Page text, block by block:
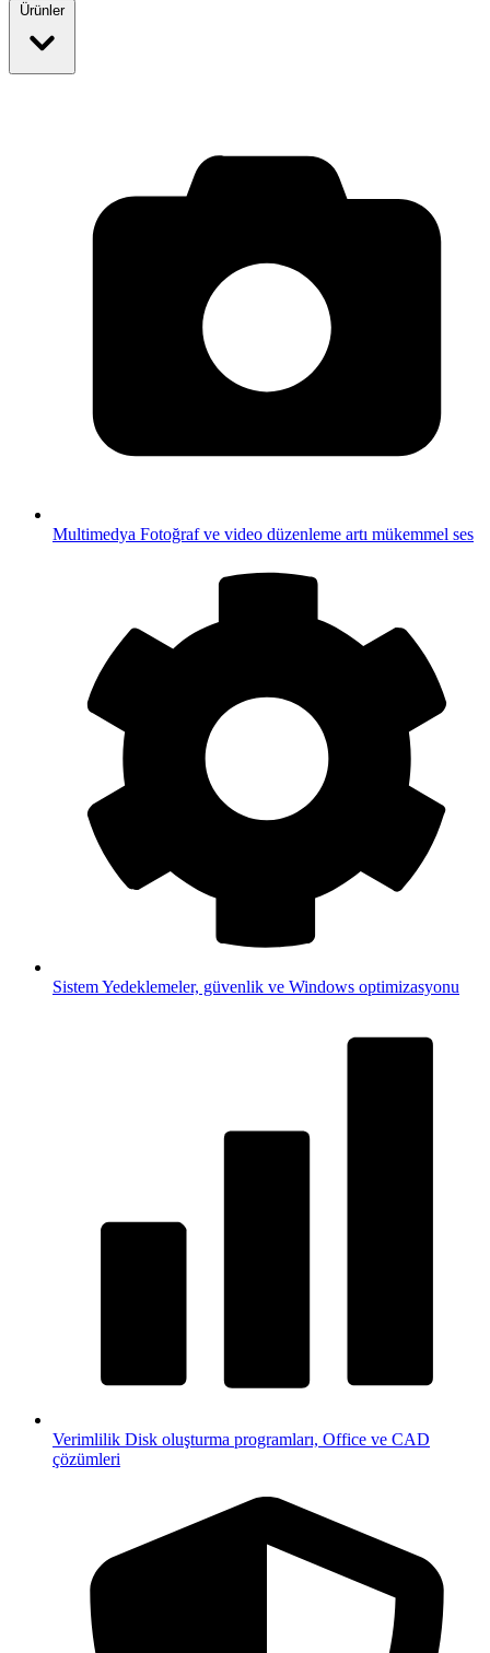
Ürünler
Multimedya Fotoğraf ve video düzenleme artı mükemmel ses
SistemYedeklemeler, güvenlik ve Windows optimizasyonu
Verimlilik Disk oluşturma programları, Office ve CAD
çözümleri